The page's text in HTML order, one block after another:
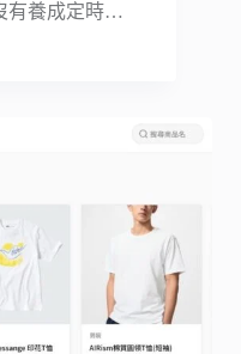
有養成定時…